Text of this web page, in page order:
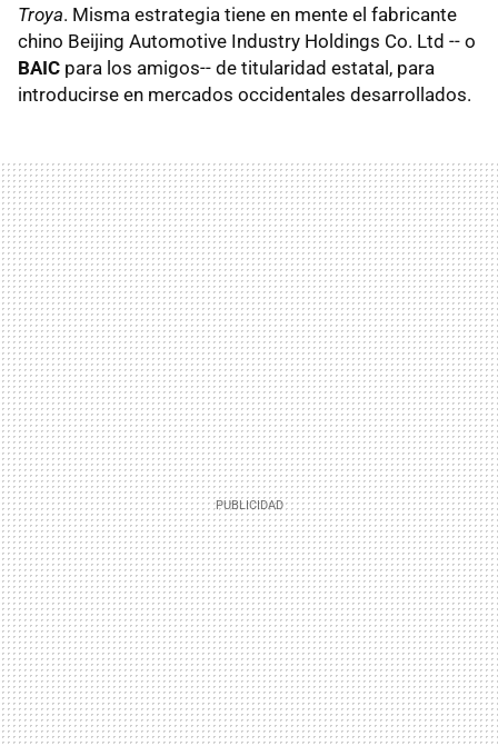
Troya. Misma estrategia tiene en mente el fabricante
chino Beijing Automotive Industry Holdings Co. Ltd -- o
BAIC para los amigos-- de titularidad estatal, para
introducirse en mercados occidentales desarrollados.